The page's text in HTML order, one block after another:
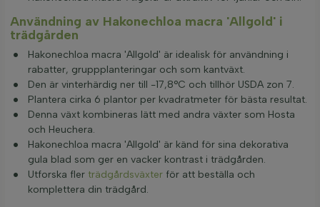
Användning av Hakonechloa macra 'Allgold' i
trädgården
Hakonechloa macra 'Allgold' är idealisk för användning i
rabatter, gruppplanteringar och som kantväxt.
Den är vinterhärdig ner till -17,8°C och tillhör USDA zon 7.
Plantera cirka 6 plantor per kvadratmeter för bästa resultat.
Denna växt kombineras lätt med andra växter som Hosta
och Heuchera.
Hakonechloa macra 'Allgold' är känd för sina dekorativa
gula blad som ger en vacker kontrast i trädgården.
Utforska fler trädgårdsväxter för att beställa och
komplettera din trädgård.